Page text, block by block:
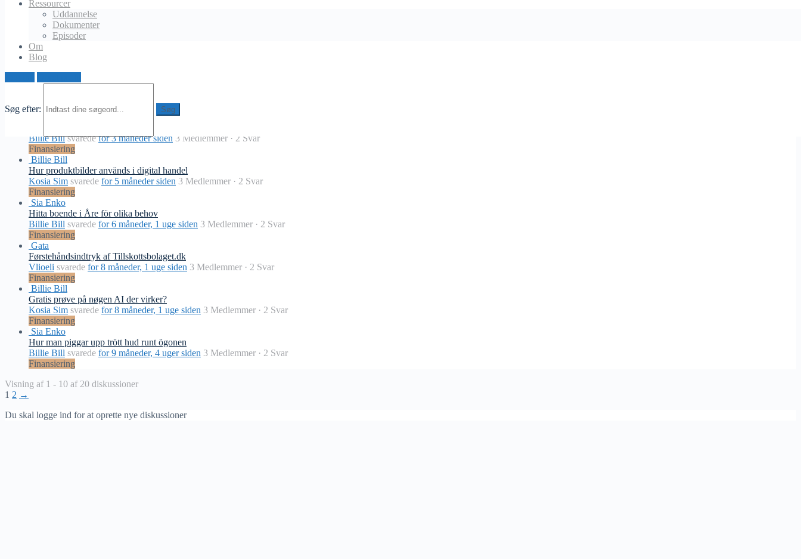
Ressourcer
Uddannelse
Dokumenter
Episoder
Om
Blog
Søg efter:
Sia Enkosvarede
Finansiering
Kosia Sim
Aktuella tekniknyheter och innovationer
Billie Bill
Finansiering
Sia Enko
Någon som har svensk marmor i badrummet? Vad tycker ni?
Finansiering
Billie Billsvaredefor 3 måneder siden 3 Medlemmer · 2 Svar
Finansiering
Billie Bill
Hur produktbilder används i digital handel
Kosia Sim svarede for 5 måneder siden 3 Medlemmer · 2 Svar
Finansiering
Sia Enko
Hitta boende i Åre för olika behov
Billie Bill svarede for 6 måneder, 1 uge siden 3 Medlemmer · 2 Svar
Finansiering
Gata
Førstehåndsindtryk af Tillskottsbolaget.dk
Vlioeli svarede for 8 måneder, 1 uge siden 3 Medlemmer · 2 Svar
Finansiering
Billie Bill
Gratis prøve på nøgen AI der virker?
Kosia Sim svarede for 8 måneder, 1 uge siden 3 Medlemmer · 2 Svar
Finansiering
Sia Enko
Hur man piggar upp trött hud runt ögonen
Billie Bill svarede for 9 måneder, 4 uger siden 3 Medlemmer · 2 Svar
Finansiering
Visning af 1 - 10 af 20 diskussioner
1 2 →
Du skal logge ind for at oprette nye diskussioner